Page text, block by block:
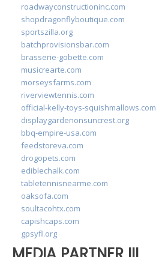
roadwayconstructioninc.com
shopdragonflyboutique.com
sportszilla.org
batchprovisionsbar.com
brasserie-gobette.com
musicrearte.com
morseysfarms.com
riverviewtennis.com
official-kelly-toys-squishmallows.com
displaygardenonsuncrest.org
bbq-empire-usa.com
feedstoreva.com
drogopets.com
ediblechalk.com
tabletennisnearme.com
oaksofa.com
soultacohtx.com
capishcaps.com
gpsyfl.org